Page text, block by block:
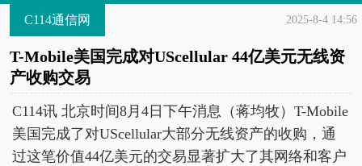
C114通信网 2025-8-4 14:56
T-Mobile美国完成对UScellular 44亿美元无线资
产收购交易
C114讯 北京时间8月4日下午消息（蒋均牧）T-Mobile
美国完成了对UScellular大部分无线资产的收购，通
过这笔价值44亿美元的交易显著扩大了其网络和客户